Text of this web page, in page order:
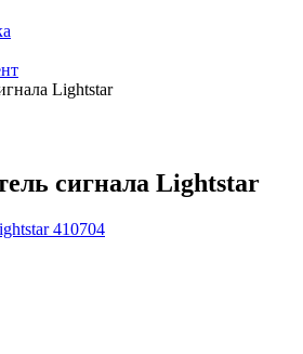
Lightstar
сигнала Lightstar